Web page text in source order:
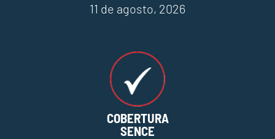
11 de agosto, 2026
COBERTURA
SENCE